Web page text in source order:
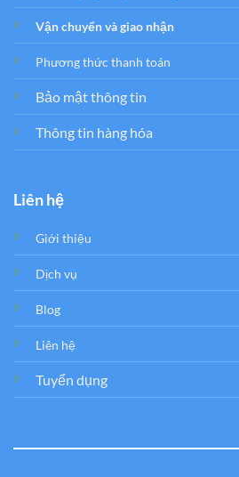
Vận chuyển và giao nhận
Phương thức thanh toán
Bảo mật thông tin
Thông tin hàng hóa
Liên hệ
Giới thiệu
Dịch vụ
Blog
Liên hệ
Tuyển dụng